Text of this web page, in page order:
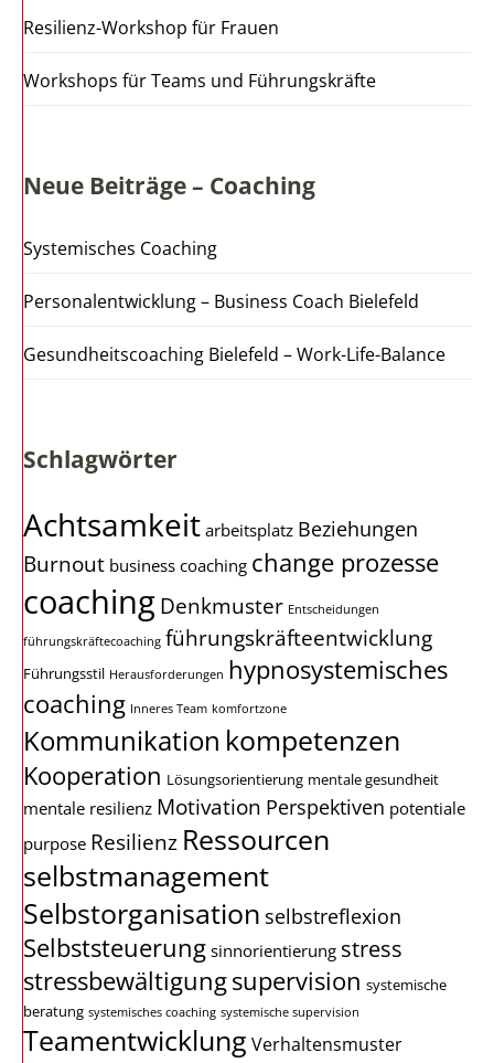
Resilienz-Workshop für Frauen
Workshops für Teams und Führungskräfte
Neue Beiträge – Coaching
Systemisches Coaching
Personalentwicklung – Business Coach Bielefeld
Gesundheitscoaching Bielefeld – Work-Life-Balance
Schlagwörter
Achtsamkeit arbeitsplatz Beziehungen
Burnout business coaching change prozesse
coachingDenkmuster Entscheidungen
führungskräftecoaching führungskräfteentwicklung
Führungsstil Herausforderungen hypnosystemisches
coaching Inneres Team komfortzone
Kommunikation kompetenzen
Kooperation Lösungsorientierung mentale gesundheit
mentale resilienz Motivation Perspektiven potentiale
purpose Resilienz Ressourcen
selbstmanagement
Selbstorganisation selbstreflexion
Selbststeuerung sinnorientierung stress
stressbewältigungsupervision systemische
beratung systemisches coaching systemische supervision
Teamentwicklung Verhaltensmuster